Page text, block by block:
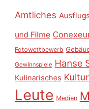
Amtliches
und Filme
Fotowettbewerb
Gewinnspiele Hanse
Kulinarisches Kultur
Leute Medien